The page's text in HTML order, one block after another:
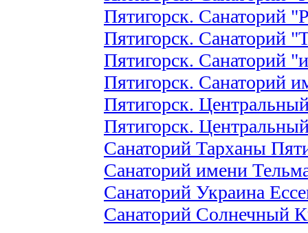
Пятигорск. Санаторий
Пятигорск. Санаторий
Пятигорск. Санаторий
Пятигорск. Санаторий
Пятигорск.
Пятигорск.
Санаторий Тарханы
Санаторий имени
Санаторий Украина
Санаторий Солнечный